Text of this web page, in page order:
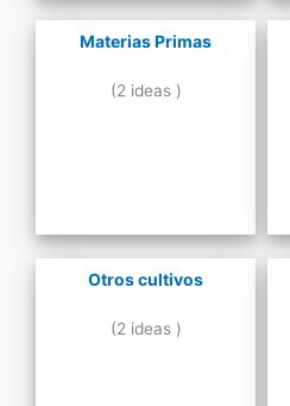
Materias Primas
(2 ideas )
Otros cultivos
(2 ideas )